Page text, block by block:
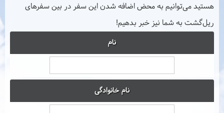
هستید می‌توانیم به محض اضافه شدن این سفر در بین سفرهای
ریل‌گشت به شما نیز خبر بدهیم!
نام
نام خانوادگی